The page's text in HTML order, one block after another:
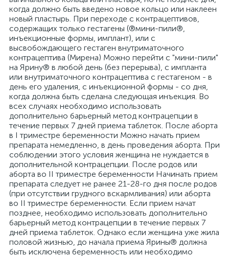
когда должно быть введено новое кольцо или наклеен
новый пластырь. При переходе с контрацептивов,
содержащих только гестагены (®мини-пили®,
инъекционные формы, имплант), или с
высвобождающего гестаген внутриматочного
контрацептива (Мирена) Можно перейти с "мини-пили"
на Ярину® в любой день (без перерыва), с импланта
или внутриматочного контрацептива с гестагеном - в
день его удаления, с инъекционной формы - со дня,
когда должна быть сделана следующая инъекция. Во
всех случаях необходимо использовать
дополнительно барьерный метод контрацепции в
течение первых 7 дней приема таблеток. После аборта
в I триместре беременности Можно начать прием
препарата немедленно, в день проведения аборта. При
соблюдении этого условия женщина не нуждается в
дополнительной контрацепции. После родов или
аборта во II триместре беременности Начинать прием
препарата следует не ранее 21-28-го дня после родов
(при отсутствии грудного вскармливания) или аборта
во II триместре беременности. Если прием начат
позднее, необходимо использовать дополнительно
барьерный метод контрацепции в течение первых 7
дней приема таблеток. Однако если женщина уже жила
половой жизнью, до начала приема Ярины® должна
быть исключена беременность или необходимо